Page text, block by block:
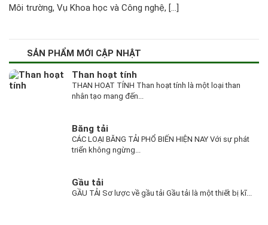
Môi trường, Vụ Khoa học và Công nghệ, […]
SẢN PHẨM MỚI CẬP NHẬT
Than hoạt tính
THAN HOẠT TÍNH Than hoạt tính là một loại than
nhân tạo mang đến...
Băng tải
CÁC LOẠI BĂNG TẢI PHỔ BIẾN HIỆN NAY Với sự phát
triển không ngừng...
Gầu tải
GẦU TẢI Sơ lược về gầu tải Gầu tải là một thiết bị kĩ...